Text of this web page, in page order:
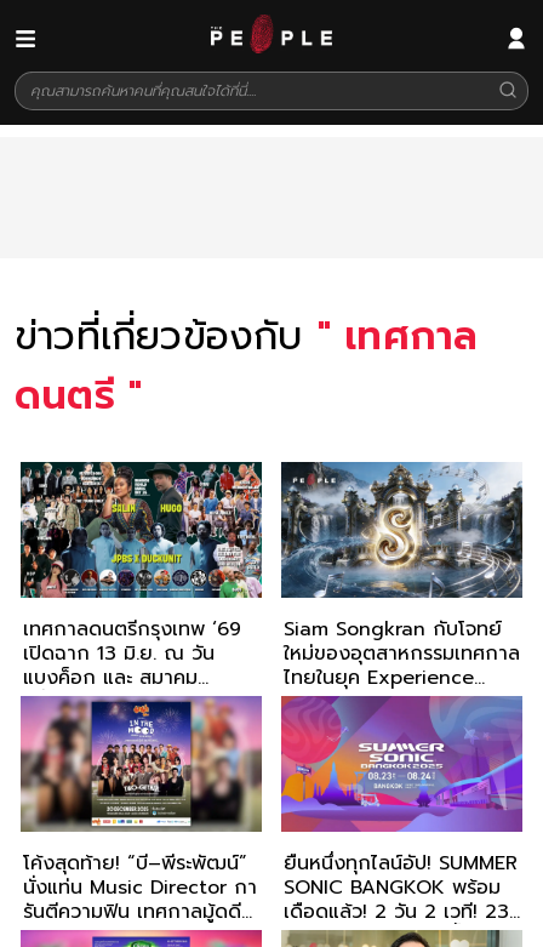
ข่าวที่เกี่ยวข้องกับ " เทศกาล
ดนตรี "
เทศกาลดนตรีกรุงเทพ ‘69
เปิดฉาก 13 มิ.ย. ณ วัน
แบงค็อก และ สมาคม
ฝรั่งเศสกรุงเทพ
Siam Songkran กับโจทย์
ใหม่ของอุตสาหกรรมเทศกาล
ไทยในยุค Experience
Economy
โค้งสุดท้าย! “บี–พีระพัฒน์”
นั่งแท่น Music Director กา
รันตีความฟิน เทศกาลมู้ดดี
แห่งปี “มาม่า Presents In
ยืนหนึ่งทุกไลน์อัป! SUMMER
SONIC BANGKOK พร้อม
เดือดแล้ว! 2 วัน 2 เวที! 23-
24 สิงหาคม 2568 นี้